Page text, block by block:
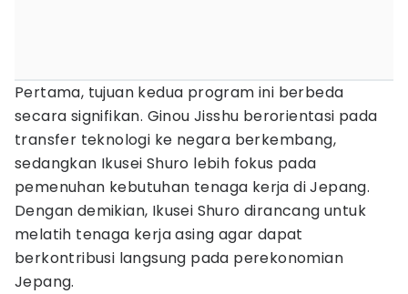
Pertama, tujuan kedua program ini berbeda
secara signifikan. Ginou Jisshu berorientasi pada
transfer teknologi ke negara berkembang,
sedangkan Ikusei Shuro lebih fokus pada
pemenuhan kebutuhan tenaga kerja di Jepang.
Dengan demikian, Ikusei Shuro dirancang untuk
melatih tenaga kerja asing agar dapat
berkontribusi langsung pada perekonomian
Jepang.